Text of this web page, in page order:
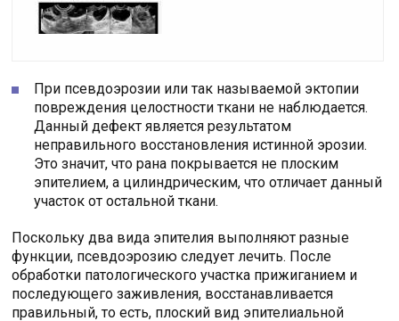
При псевдоэрозии или так называемой эктопии
повреждения целостности ткани не наблюдается.
Данный дефект является результатом
неправильного восстановления истинной эрозии.
Это значит, что рана покрывается не плоским
эпителием, а цилиндрическим, что отличает данный
участок от остальной ткани.
Поскольку два вида эпителия выполняют разные
функции, псевдоэрозию следует лечить. После
обработки патологического участка прижиганием и
последующего заживления, восстанавливается
правильный, то есть, плоский вид эпителиальной